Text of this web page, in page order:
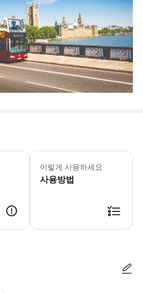
운영시간 및 휴무일은 변경될 수 있
* 새롭게 추가된 무료 이어폰을 통해
- Tip * 높은 인기로 인해 대기 시간
이렇게 사용하세요
사용방법